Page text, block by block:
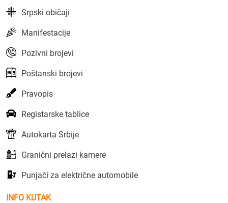
Srpski običaji
Manifestacije
Pozivni brojevi
Poštanski brojevi
Pravopis
Registarske tablice
Autokarta Srbije
Granični prelazi kamere
Punjači za električne automobile
INFO KUTAK